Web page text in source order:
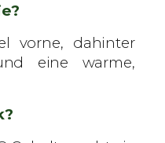
vorne, dahinter
eine warme,